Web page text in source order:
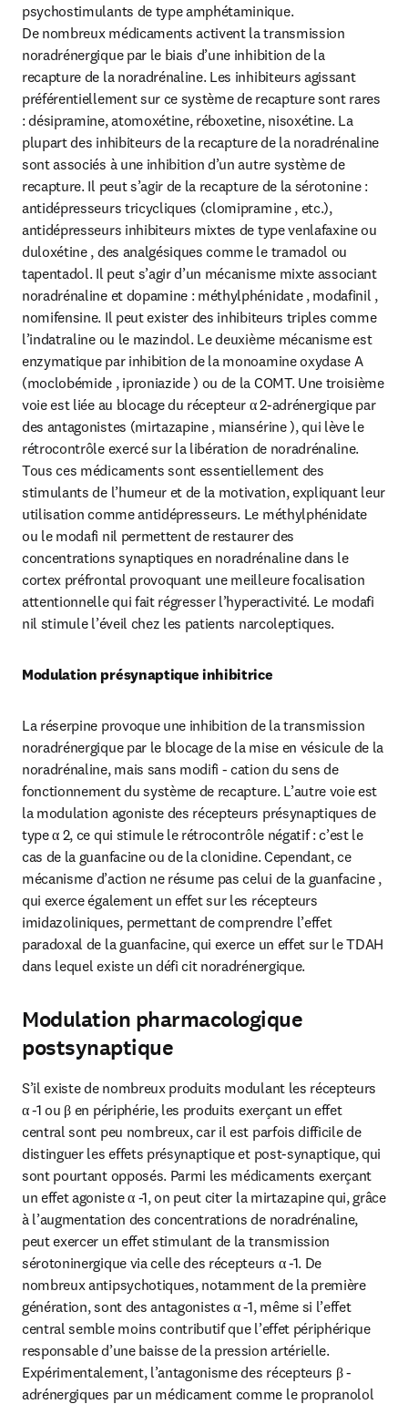
psychostimulants de type amphétaminique.
De nombreux médicaments activent la transmission
noradrénergique par le biais d’une inhibition de la
recapture de la noradrénaline. Les inhibiteurs agissant
préférentiellement sur ce système de recapture sont rares
: désipramine, atomoxétine, réboxetine, nisoxétine. La
plupart des inhibiteurs de la recapture de la noradrénaline
sont associés à une inhibition d’un autre système de
recapture. Il peut s’agir de la recapture de la sérotonine :
antidépresseurs tricycliques (clomipramine , etc.),
antidépresseurs inhibiteurs mixtes de type venlafaxine ou
duloxétine , des analgésiques comme le tramadol ou
tapentadol. Il peut s’agir d’un mécanisme mixte associant
noradrénaline et dopamine : méthylphénidate , modafinil ,
nomifensine. Il peut exister des inhibiteurs triples comme
l’indatraline ou le mazindol. Le deuxième mécanisme est
enzymatique par inhibition de la monoamine oxydase A
(moclobémide , iproniazide ) ou de la COMT. Une troisième
voie est liée au blocage du récepteur α 2-adrénergique par
des antagonistes (mirtazapine , miansérine ), qui lève le
rétrocontrôle exercé sur la libération de noradrénaline.
Tous ces médicaments sont essentiellement des
stimulants de l’humeur et de la motivation, expliquant leur
utilisation comme antidépresseurs. Le méthylphénidate
ou le modafi nil permettent de restaurer des
concentrations synaptiques en noradrénaline dans le
cortex préfrontal provoquant une meilleure focalisation
attentionnelle qui fait régresser l’hyperactivité. Le modafi
nil stimule l’éveil chez les patients narcoleptiques.
Modulation présynaptique inhibitrice
La réserpine provoque une inhibition de la transmission
noradrénergique par le blocage de la mise en vésicule de la
noradrénaline, mais sans modifi - cation du sens de
fonctionnement du système de recapture. L’autre voie est
la modulation agoniste des récepteurs présynaptiques de
type α 2, ce qui stimule le rétrocontrôle négatif : c’est le
cas de la guanfacine ou de la clonidine. Cependant, ce
mécanisme d’action ne résume pas celui de la guanfacine ,
qui exerce également un effet sur les récepteurs
imidazoliniques, permettant de comprendre l’effet
paradoxal de la guanfacine, qui exerce un effet sur le TDAH
dans lequel existe un défi cit noradrénergique.
Modulation pharmacologique
postsynaptique
S’il existe de nombreux produits modulant les récepteurs
α -1 ou β en périphérie, les produits exerçant un effet
central sont peu nombreux, car il est parfois difficile de
distinguer les effets présynaptique et post-synaptique, qui
sont pourtant opposés. Parmi les médicaments exerçant
un effet agoniste α -1, on peut citer la mirtazapine qui, grâce
à l’augmentation des concentrations de noradrénaline,
peut exercer un effet stimulant de la transmission
sérotoninergique via celle des récepteurs α -1. De
nombreux antipsychotiques, notamment de la première
génération, sont des antagonistes α -1, même si l’effet
central semble moins contributif que l’effet périphérique
responsable d’une baisse de la pression artérielle.
Expérimentalement, l’antagonisme des récepteurs β -
adrénergiques par un médicament comme le propranolol